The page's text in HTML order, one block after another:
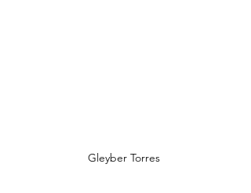
Gleyber Torres